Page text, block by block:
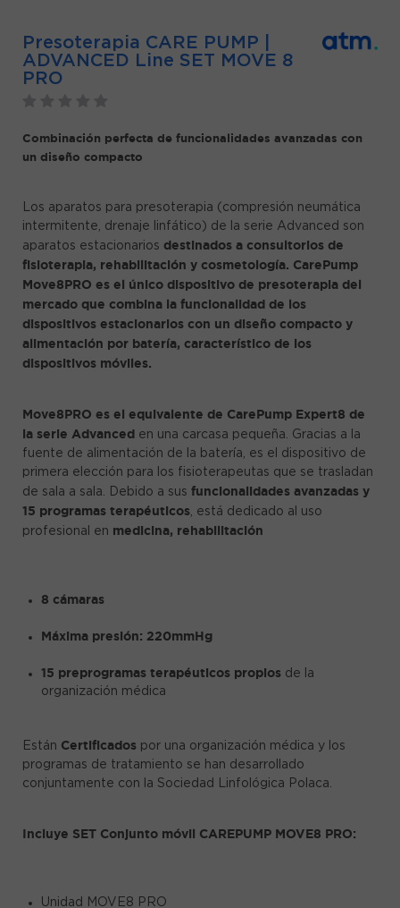
Presoterapia CARE PUMP |
ADVANCED Line SET MOVE 8
PRO
Combinación perfecta de funcionalidades avanzadas con
un diseño compacto
Los aparatos para presoterapia (compresión neumática
intermitente, drenaje linfático) de la serie Advanced son
aparatos estacionarios destinados a consultorios de
fisioterapia, rehabilitación y cosmetología. CarePump
Move8PRO es el único dispositivo de presoterapia del
mercado que combina la funcionalidad de los
dispositivos estacionarios con un diseño compacto y
alimentación por batería, característico de los
dispositivos móviles.
Move8PRO es el equivalente de CarePump Expert8 de
la serie Advanced en una carcasa pequeña. Gracias a la
fuente de alimentación de la batería, es el dispositivo de
primera elección para los fisioterapeutas que se trasladan
de sala a sala. Debido a sus funcionalidades avanzadas y
15 programas terapéuticos, está dedicado al uso
profesional en medicina, rehabilitación
8 cámaras
Máxima presión: 220mmHg
15 preprogramas terapéuticos propios de la
organización médica
Están Certificados por una organización médica y los
programas de tratamiento se han desarrollado
conjuntamente con la Sociedad Linfológica Polaca.
Incluye SET Conjunto móvil CAREPUMP MOVE8 PRO:
Unidad MOVE8 PRO